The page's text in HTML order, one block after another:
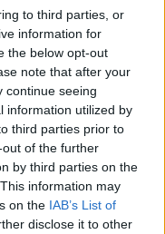
to third parties, or
information for
the below opt-out
note that after your
continue seeing
information utilized by
third parties prior to
of the further
by third parties on the
information may
on the IAB’s List of
disclose it to other
zenekar
a
a tízezret. A
a Sonata
Amarth, a
a
a Wendigo,
koncertet
heavy